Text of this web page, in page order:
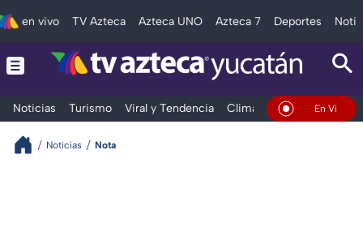
en vivo TV Azteca Azteca UNO Azteca 7 Deportes
Noticias Turismo Viral y Tendencia Clima DeportesEn Vivo
Noticias Nota